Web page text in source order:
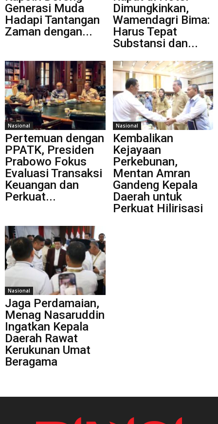
Generasi Muda
Hadapi Tantangan
Zaman dengan...
Dimungkinkan,
Wamendagri Bima:
Harus Tepat
Substansi dan...
Nasional
Pertemuan dengan
PPATK, Presiden
Prabowo Fokus
Evaluasi Transaksi
Keuangan dan
Perkuat...
Nasional
Kembalikan
Kejayaan
Perkebunan,
Mentan Amran
Gandeng Kepala
Daerah untuk
Perkuat Hilirisasi
Nasional
Jaga Perdamaian,
Menag Nasaruddin
Ingatkan Kepala
Daerah Rawat
Kerukunan Umat
Beragama